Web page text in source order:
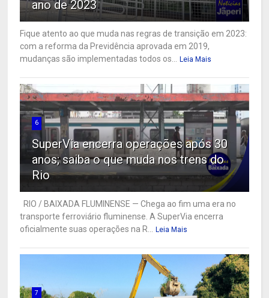
ano de 2023
Fique atento ao que muda nas regras de transição em 2023:
com a reforma da Previdência aprovada em 2019,
mudanças são implementadas todos os...
Leia Mais
6
SuperVia encerra operações após 30
anos; saiba o que muda nos trens do
Rio
RIO / BAIXADA FLUMINENSE — Chega ao fim uma era no
transporte ferroviário fluminense. A SuperVia encerra
oficialmente suas operações na R...
Leia Mais
7